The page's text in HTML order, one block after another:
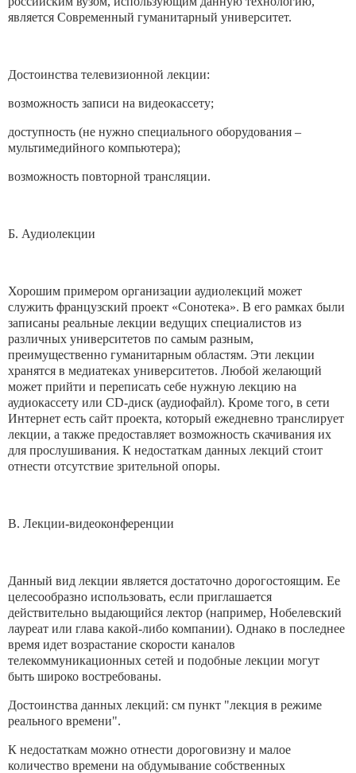
является Современный гуманитарный университет.
Достоинства телевизионной лекции:
возможность записи на видеокассету;
доступность (не нужно специального оборудования –
мультимедийного компьютера);
возможность повторной трансляции.
Б. Аудиолекции
Хорошим примером организации аудиолекций может
служить французский проект «Сонотека». В его рамках были
записаны реальные лекции ведущих специалистов из
различных университетов по самым разным,
преимущественно гуманитарным областям. Эти лекции
хранятся в медиатеках университетов. Любой желающий
может прийти и переписать себе нужную лекцию на
аудиокассету или CD-диск (аудиофайл). Кроме того, в сети
Интернет есть сайт проекта, который ежедневно транслирует
лекции, а также предоставляет возможность скачивания их
для прослушивания. К недостаткам данных лекций стоит
отнести отсутствие зрительной опоры.
В. Лекции-видеоконференции
Данный вид лекции является достаточно дорогостоящим. Ее
целесообразно использовать, если приглашается
действительно выдающийся лектор (например, Нобелевский
лауреат или глава какой-либо компании). Однако в последнее
время идет возрастание скорости каналов
телекоммуникационных сетей и подобные лекции могут
быть широко востребованы.
Достоинства данных лекций: см пункт "лекция в режиме
реального времени".
К недостаткам можно отнести дороговизну и малое
количество времени на обдумывание собственных